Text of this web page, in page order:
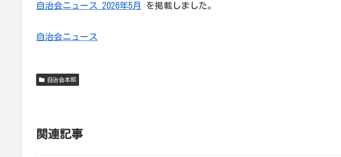
自治会ニュース 2026年5月 を掲載しました。
自治会ニュース
自治会本部
関連記事